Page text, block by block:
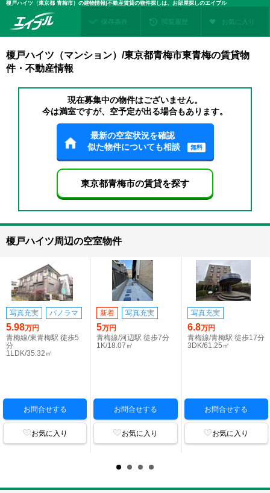
榎戸ハイツ（東京都 青梅市）の建物情報|不動産賃貸の物件探しは、お部屋探しのエイブル
保存条件 閲覧履歴 お気に入り
榎戸ハイツ（マンション）/東京都青梅市東青梅の賃貸物
件・不動産情報
現在募集中の物件はございません。
今は満室ですが、空予定が出る場合もあります。
最新の空室状況を確認
似た物件についても相談
無料
東京都青梅市の賃貸を探す
榎戸ハイツ周辺の空室物件
写真充実 パノラマ
5.98万円
青梅線/東青梅駅 徒歩5
分
1LDK/35.32㎡
お問合せする
お気に入り
新着 写真充実
5万円
青梅線/河辺駅 徒歩7分
1K/18.07㎡
お問合せする
お気に入り
写真充実
6.8万円
青梅線/青梅駅 徒歩17分
3DK/61.25㎡
お問合せする
お気に入り